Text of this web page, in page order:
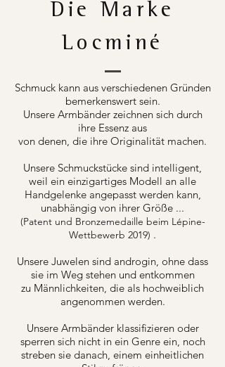
Die Marke
Locminé
Schmuck kann aus verschiedenen Gründen
bemerkenswert sein.
Unsere Armbänder zeichnen sich durch
ihre Essenz aus
von denen, die ihre Originalität machen.
Unsere Schmuckstücke sind intelligent,
weil ein einzigartiges Modell an alle
Handgelenke angepasst werden kann,
unabhängig von ihrer Größe ...
(Patent und Bronzemedaille beim Lépine-
Wettbewerb 2019) .
Unsere Juwelen sind androgin, ohne dass
sie im Weg stehen und entkommen
zu Männlichkeiten, die als hochweiblich
angenommen werden.
Unsere Armbänder klassifizieren oder
sperren sich nicht in ein Genre ein, noch
streben sie danach, einem einheitlichen